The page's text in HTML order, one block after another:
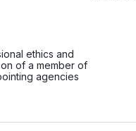
ethics and
of a member of
agencies